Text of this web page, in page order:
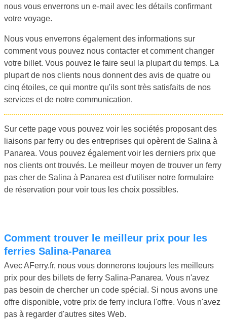
nous vous enverrons un e-mail avec les détails confirmant
votre voyage.
Nous vous enverrons également des informations sur
comment vous pouvez nous contacter et comment changer
votre billet. Vous pouvez le faire seul la plupart du temps. La
plupart de nos clients nous donnent des avis de quatre ou
cinq étoiles, ce qui montre qu'ils sont très satisfaits de nos
services et de notre communication.
Sur cette page vous pouvez voir les sociétés proposant des
liaisons par ferry ou des entreprises qui opèrent de Salina à
Panarea. Vous pouvez également voir les derniers prix que
nos clients ont trouvés. Le meilleur moyen de trouver un ferry
pas cher de Salina à Panarea est d'utiliser notre formulaire
de réservation pour voir tous les choix possibles.
Comment trouver le meilleur prix pour les
ferries Salina-Panarea
Avec AFerry.fr, nous vous donnerons toujours les meilleurs
prix pour des billets de ferry Salina-Panarea. Vous n'avez
pas besoin de chercher un code spécial. Si nous avons une
offre disponible, votre prix de ferry inclura l'offre. Vous n'avez
pas à regarder d'autres sites Web.